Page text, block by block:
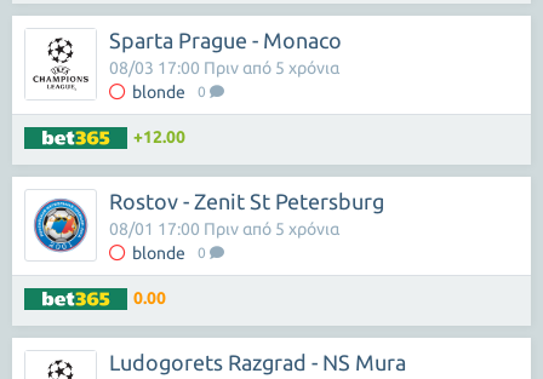
Sparta Prague - Monaco
blonde 0
08/03 17:00 Πριν από 5 χρόνια
+12.00
Rostov - Zenit St Petersburg
blonde 0
08/01 17:00 Πριν από 5 χρόνια
0.00
Ludogorets Razgrad - NS Mura